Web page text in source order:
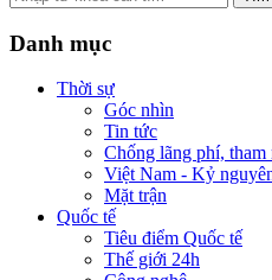
Danh mục
Thời sự
Góc nhìn
Tin tức
Chống lãng phí,
Việt Nam - Kỷ
Mặt trận
Quốc tế
Tiêu điểm Quốc tế
Thế giới 24h